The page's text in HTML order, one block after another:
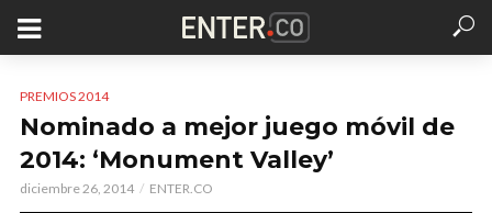
PREMIOS 2014
Nominado a mejor juego móvil de
2014: ‘Monument Valley’
diciembre 26, 2014 ENTER.CO